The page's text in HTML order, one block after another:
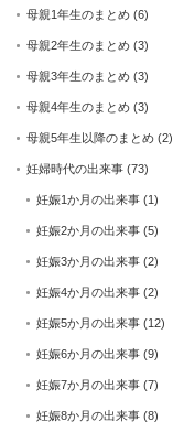
母親1年生のまとめ (6)
母親2年生のまとめ (3)
母親3年生のまとめ (3)
母親4年生のまとめ (3)
母親5年生以降のまとめ (2)
妊婦時代の出来事 (73)
妊娠1か月の出来事 (1)
妊娠2か月の出来事 (5)
妊娠3か月の出来事 (2)
妊娠4か月の出来事 (2)
妊娠5か月の出来事 (12)
妊娠6か月の出来事 (9)
妊娠7か月の出来事 (7)
妊娠8か月の出来事 (8)